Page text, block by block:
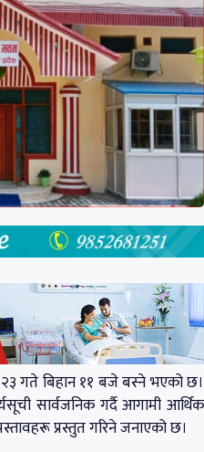
गते बिहान ११ बजे बस्ने भएको छ।
सार्वजनिक गर्दै आगामी आर्थिक
प्रस्तुत गरिने जनाएको छ।